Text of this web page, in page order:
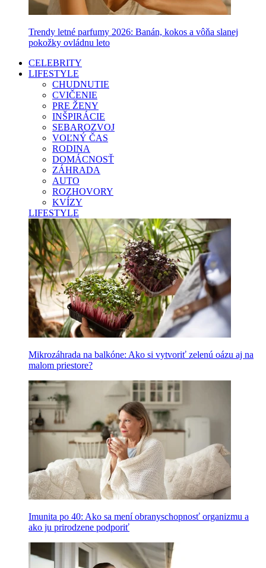
Trendy letné parfumy 2026: Banán, kokos a vôňa slanej
pokožky ovládnu leto
CELEBRITY
LIFESTYLE
CHUDNUTIE
CVIČENIE
PRE ŽENY
INŠPIRÁCIE
SEBAROZVOJ
VOĽNÝ ČAS
RODINA
DOMÁCNOSŤ
ZÁHRADA
AUTO
ROZHOVORY
KVÍZY
LIFESTYLE
Mikrozáhrada na balkóne: Ako si vytvoriť zelenú oázu aj na
malom priestore?
Imunita po 40: Ako sa mení obranyschopnosť organizmu a
ako ju prirodzene podporiť